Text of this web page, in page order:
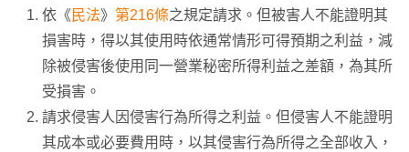
依《 民法》 第216條之規定請求。但被害人不能證明其
損害時，得以其使用時依通常情形可得預期之利益，減
除被侵害後使用同一營業秘密所得利益之差額，為其所
受損害。
請求侵害人因侵害行為所得之利益。但侵害人不能證明
其成本或必要費用時，以其侵害行為所得之全部收入，